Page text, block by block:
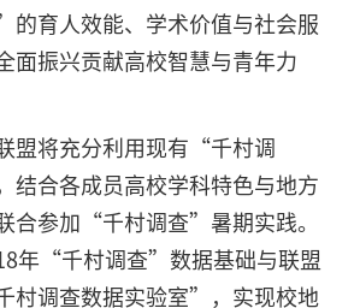
育人效能、学术价值与社会服
面振兴贡献高校智慧与青年力
盟将充分利用现有“千村调
结合各成员高校学科特色与地方
合参加“千村调查”暑期实践。
年“千村调查”数据基础与联盟
村调查数据实验室”，实现校地